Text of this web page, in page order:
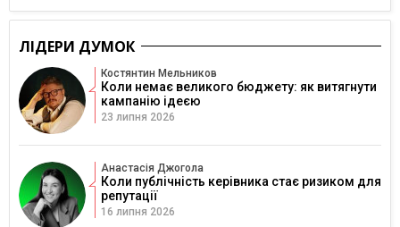
ЛІДЕРИ ДУМОК
Костянтин Мельников
Коли немає великого бюджету: як витягнути
кампанію ідеєю
23 липня 2026
Анастасія Джогола
Коли публічність керівника стає ризиком для
репутації
16 липня 2026